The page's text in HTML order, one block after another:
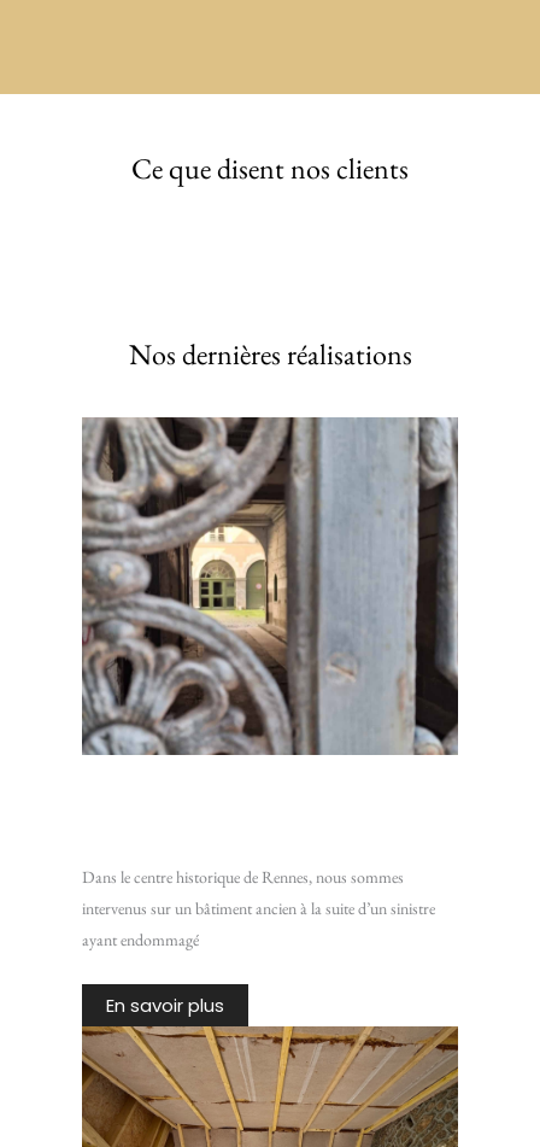
Ce que disent nos clients
Nos dernières réalisations
Dans le centre historique de Rennes, nous sommes
intervenus sur un bâtiment ancien à la suite d’un sinistre
ayant endommagé
En savoir plus